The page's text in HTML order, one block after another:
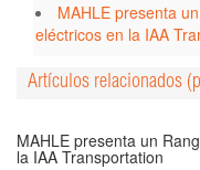
MAHLE presenta
eléctricos en la IAA
Artículos relacionados
MAHLE presenta un
la IAA Transportation